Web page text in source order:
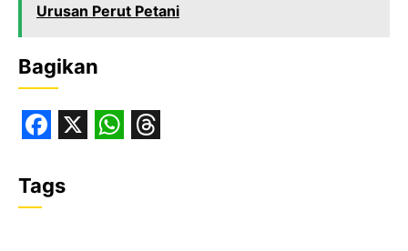
Urusan Perut Petani
Bagikan
a
c
Tags